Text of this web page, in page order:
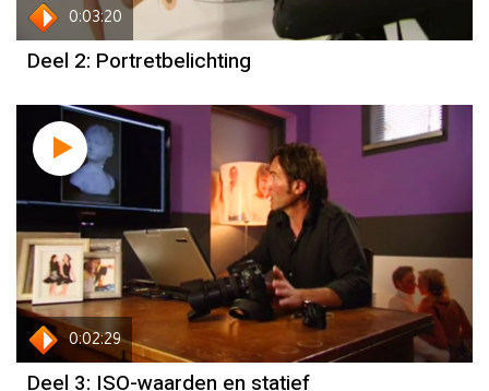
0:03:20
Deel 2: Portretbelichting
0:02:29
Deel 3: ISO-waarden en statief